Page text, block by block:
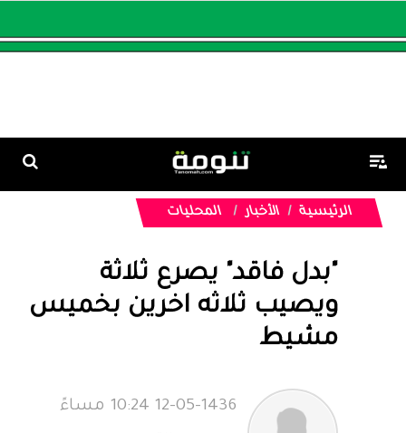
الرئيسية الأخبار المحليات
"بدل فاقد" يصرع ثلاثة
ويصيب ثلاثه اخرين بخميس
مشيط